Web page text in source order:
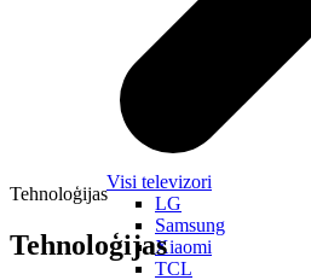
Visi televizori
LG
Samsung
Xiaomi
TCL
Tehnoloģijas
Tehnoloģijas